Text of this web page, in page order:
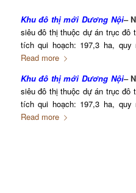
Khu đô thị mới Dương Nội–
siêu đô thị thuộc dự án trục đô
tích qui hoạch: 197,3 ha,
Read more
Khu đô thị mới Dương Nội–
siêu đô thị thuộc dự án trục đô
tích qui hoạch: 197,3 ha,
Read more